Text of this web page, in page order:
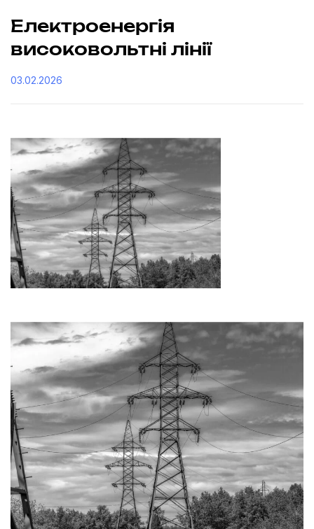
Електроенергія
високовольтні лінії
03.02.2026